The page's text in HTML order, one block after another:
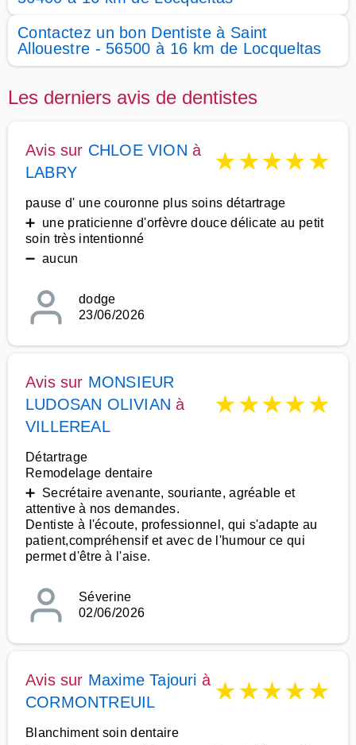
Contactez un bon Dentiste à Saint
Allouestre - 56500 à 16 km de Locqueltas
Les derniers avis de dentistes
Avis sur CHLOE VION à
LABRY
★★★★★
pause d' une couronne plus soins détartrage
➕ une praticienne d'orfèvre douce délicate au petit
soin très intentionné
➖ aucun
dodge
23/06/2026
Avis sur MONSIEUR
LUDOSAN OLIVIAN à
VILLEREAL
★★★★★
Détartrage
Remodelage dentaire
➕ Secrétaire avenante, souriante, agréable et
attentive à nos demandes.
Dentiste à l'écoute, professionnel, qui s'adapte au
patient,compréhensif et avec de l'humour ce qui
permet d'être à l'aise.
Séverine
02/06/2026
Avis sur Maxime Tajouri à
CORMONTREUIL
★★★★★
Blanchiment soin dentaire